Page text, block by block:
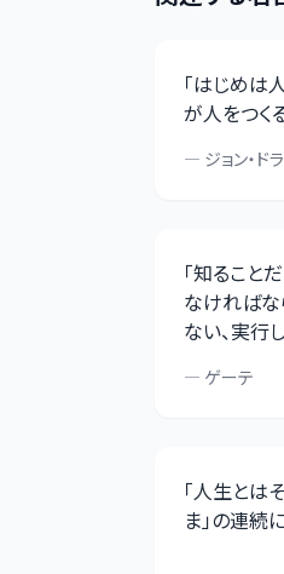
「はじめは
が人をつく
— ジョン・ド
「知ること
なければな
ない、実行
— ゲーテ
「人生とは
ま」の連続